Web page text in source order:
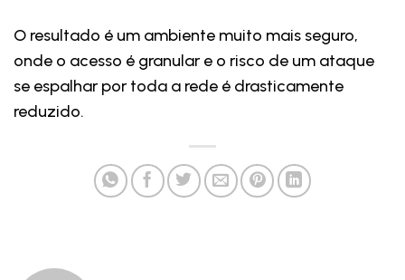
O resultado é um ambiente muito mais seguro,
onde o acesso é granular e o risco de um ataque
se espalhar por toda a rede é drasticamente
reduzido.